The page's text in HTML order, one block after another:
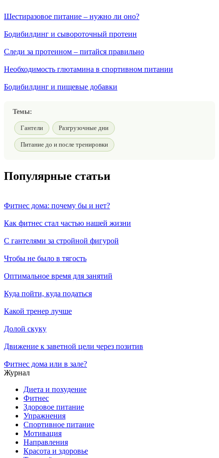
Шестиразовое питание – нужно ли оно?
Бодибилдинг и сывороточный протеин
Следи за протеином – питайся правильно
Необходимость глютамина в спортивном питании
Бодибилдинг и пищевые добавки
Темы:
Гантели Разгрузочные дни
Питание до и после тренировки
Популярные статьи
Фитнес дома: почему бы и нет?
Как фитнес стал частью нашей жизни
С гантелями за стройной фигурой
Чтобы не было в тягость
Оптимальное время для занятий
Куда пойти, куда податься
Какой тренер лучше
Долой скуку
Движение к заветной цели через позитив
Фитнес дома или в зале?
Журнал
Диета и похудение
Фитнес
Здоровое питание
Упражнения
Спортивное питание
Мотивация
Направления
Красота и здоровье